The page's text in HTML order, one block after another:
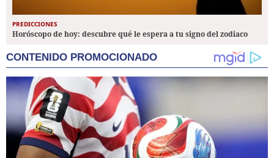
PREDICCIONES
Horóscopo de hoy: descubre qué le espera a tu signo del zodiaco
CONTENIDO PROMOCIONADO